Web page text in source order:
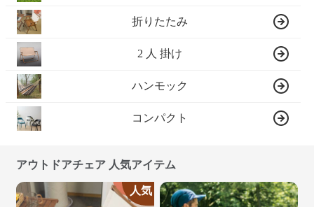
折りたたみ
2 人 掛け
ハンモック
コンパクト
アウトドアチェア 人気アイテム
人気